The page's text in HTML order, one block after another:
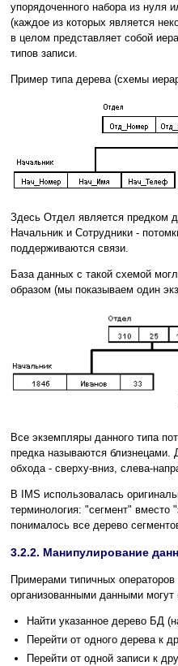
упорядоченного набора из нуля
(каждое из которых является
в целом представляет собой
типов записи.
Пример типа дерева (схемы
Здесь Отдел является предком
Начальник и Сотрудники -
поддерживаются связи.
База данных с такой схемой
образом (мы показываем один
Все экземпляры данного типа
предка называются
обхода - сверху-вниз, слева-
В IMS использовалась
терминология: "сегмент"
понималось все дерево
3.2.2. Манипулирование
Примерами типичных
организованными данными
Найти указанное дерево БД
Перейти от одного дерева к
Перейти от одной записи к